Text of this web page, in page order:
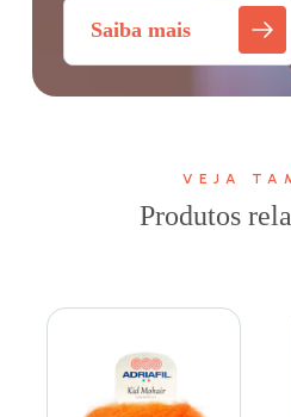
Saiba mais
VEJA
Produtos